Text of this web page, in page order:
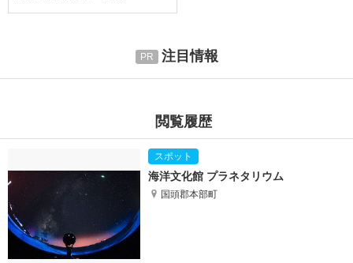
注目情報
閲覧履歴
海洋文化館 プラネタリウム
国頭郡本部町